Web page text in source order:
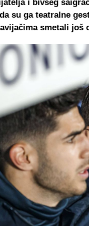
i bivšeg
su ga teatralne
smetali još